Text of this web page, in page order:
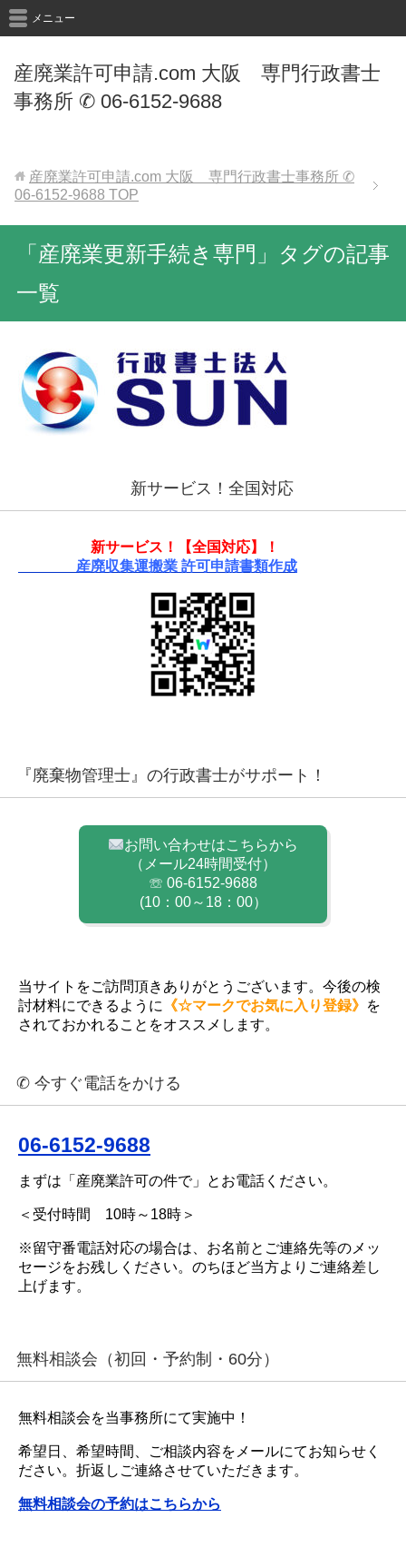
産廃業許可申請.com 大阪 専門行政書士
事務所 ✆ 06-6152-9688
メニュー
産廃業許可申請.com 大阪 専門行政書士事務所 ✆
06-6152-9688 TOP
「産廃業更新手続き専門」タグの記事
一覧
新サービス！全国対応
新サービス！【全国対応】！
産廃収集運搬業 許可申請書類作成
『廃棄物管理士』の行政書士がサポート！
お問い合わせはこちらから
（メール24時間受付）
☏ 06-6152-9688
(10：00～18：00）
当サイトをご訪問頂きありがとうございます。今後の検
討材料にできるように
《☆マークでお気に入り登録》 を
されておかれることをオススメします。
✆ 今すぐ電話をかける
06-6152-9688
まずは「産廃業許可の件で」とお電話ください。
＜受付時間 10時～18時＞
※留守番電話対応の場合は、お名前とご連絡先等のメッ
セージをお残しください。のちほど当方よりご連絡差し
上げます。
無料相談会（初回・予約制・60分）
無料相談会を当事務所にて実施中！
希望日、希望時間、ご相談内容をメールにてお知らせく
ださい。折返しご連絡させていただきます。
無料相談会の予約はこちらから